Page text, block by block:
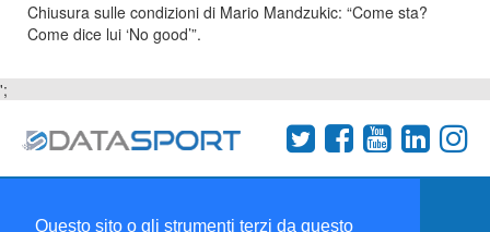
Questo sito o gli strumenti terzi da questo
Chiusura sulle condizioni di Mario Mandzukic: “Come sta?
Come dice lui ‘No good’”.
';